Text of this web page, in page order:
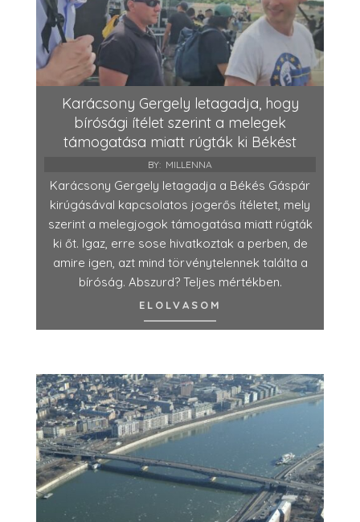
Karácsony Gergely letagadja, hogy
bírósági ítélet szerint a melegek
támogatása miatt rúgták ki Békést
BY: MILLENNA
Karácsony Gergely letagadja a Békés Gáspár
kirúgásával kapcsolatos jogerős ítéletet, mely
szerint a melegjogok támogatása miatt rúgták
ki őt. Igaz, erre sose hivatkoztak a perben, de
amire igen, azt mind törvénytelennek találta a
bíróság. Abszurd? Teljes mértékben.
ELOLVASOM